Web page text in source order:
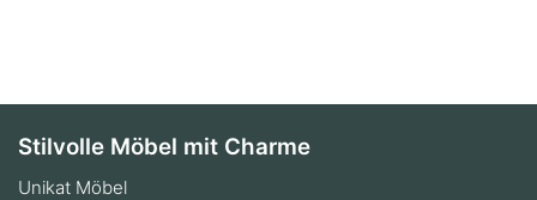
Stilvolle Möbel mit Charme
Unikat Möbel